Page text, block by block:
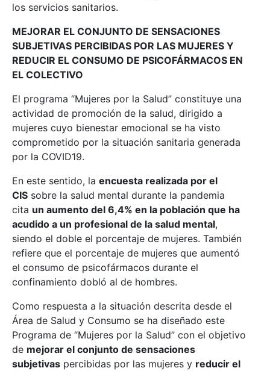
los servicios sanitarios.
MEJORAR EL CONJUNTO DE SENSACIONES
SUBJETIVAS PERCIBIDAS POR LAS MUJERES Y
REDUCIR EL CONSUMO DE PSICOFÁRMACOS EN
EL COLECTIVO
El programa “Mujeres por la Salud” constituye una
actividad de promoción de la salud, dirigido a
mujeres cuyo bienestar emocional se ha visto
comprometido por la situación sanitaria generada
por la COVID19.
En este sentido, la encuesta realizada por el
CIS sobre la salud mental durante la pandemia
cita un aumento del 6,4% en la población que ha
acudido a un profesional de la salud mental,
siendo el doble el porcentaje de mujeres. También
refiere que el porcentaje de mujeres que aumentó
el consumo de psicofármacos durante el
confinamiento dobló al de hombres.
Como respuesta a la situación descrita desde el
Área de Salud y Consumo se ha diseñado este
Programa de “Mujeres por la Salud” con el objetivo
de mejorar el conjunto de sensaciones
subjetivas percibidas por las mujeres y reducir el